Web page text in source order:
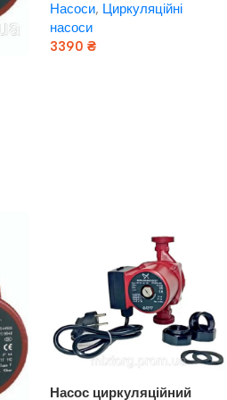
180 (Данія)
Насоси, Циркуляційні
насоси
3390 ₴
Насос циркуляційний